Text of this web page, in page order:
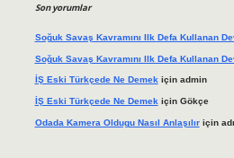
Son yorumlar
Soğuk Savaş Kavramını Ilk Defa Kullanan
Soğuk Savaş Kavramını Ilk Defa Kullanan
İŞ Eski Türkçede Ne Demekiçin admin
İŞ Eski Türkçede Ne Demek için Gökçe
Odada Kamera Oldugu Nasıl Anlaşılıriçin